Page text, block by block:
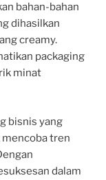
bahan-bahan
dihasilkan
creamy.
packaging
minat
bisnis yang
mencoba tren
dalam